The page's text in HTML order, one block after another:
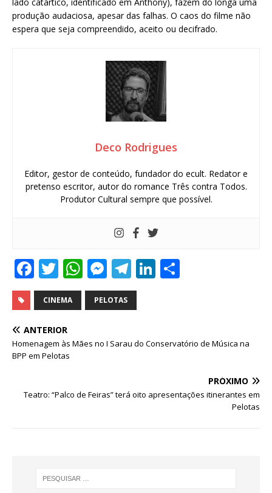
produção audaciosa, apesar das falhas. O caos do filme não
espera que seja compreendido, aceito ou decifrado.
Deco Rodrigues
Editor, gestor de conteúdo, fundador do ecult. Redator e
pretenso escritor, autor do romance Três contra Todos.
Produtor Cultural sempre que possível.
F
a
c
e
b
o
o
k
T
w
it
te
r
W
h
at
A
p
M
e
ss
n
e
r
T
el
e
ra
Li
dI
CINEMA PELOTAS
ANTERIOR
Homenagem às Mães no I Sarau do Conservatório de Música na
BPP em Pelotas
PRÓXIMO
Teatro: “Palco de Feiras” terá oito apresentações itinerantes em
Pelotas